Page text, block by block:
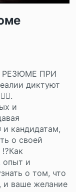
РЕЗЮМЕ ПРИ
диктуют
и
и кандидатам,
о своей
⁉Как
опыт и
о том, что
и ваше желание